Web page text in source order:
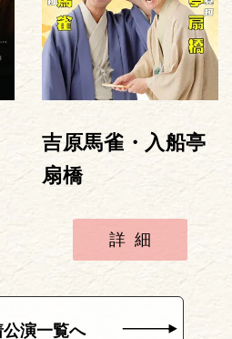
吉原馬雀・入船亭
扇橋
詳細
公演一覧へ